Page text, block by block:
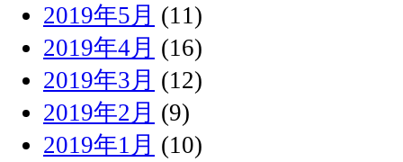
2019年5月 (11)
2019年4月 (16)
2019年3月 (12)
2019年2月 (9)
2019年1月 (10)